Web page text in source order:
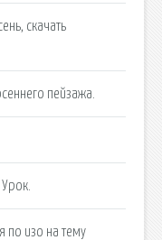
скачать
пейзажа.
по изо на тему